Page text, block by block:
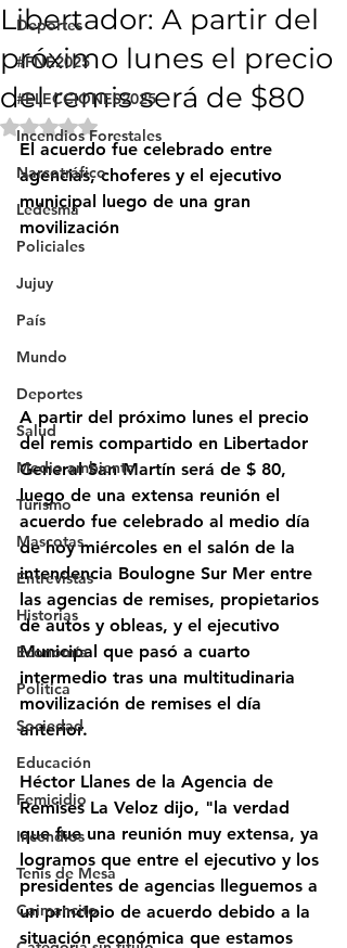
Deportes
#FNE2025
#ELECCIONES2025
Incendios Forestales
Narcotráfico
Ledesma
Policiales
Jujuy
País
Mundo
Deportes
Salud
Medio ambiente
Turismo
Mascotas
Entrevistas
Historias
Economía
Politica
Sociedad
Educación
Femicidio
Incendios
Tenis de Mesa
Caimancito
Libertador: A partir del
próximo lunes el precio
del remis será de $80
Obtuvo NaN de 5 estrellas.
El acuerdo fue celebrado entre
agencias, choferes y el ejecutivo
municipal luego de una gran
movilización
A partir del próximo lunes el precio
del remis compartido en Libertador
General San Martín será de $ 80,
luego de una extensa reunión el
acuerdo fue celebrado al medio día
de hoy miércoles en el salón de la
intendencia Boulogne Sur Mer entre
las agencias de remises, propietarios
de autos y obleas, y el ejecutivo
Municipal que pasó a cuarto
intermedio tras una multitudinaria
movilización de remises el día
anterior.
Héctor Llanes de la Agencia de
Remises La Veloz dijo, "la verdad
que fue una reunión muy extensa, ya
logramos que entre el ejecutivo y los
presidentes de agencias lleguemos a
un principio de acuerdo debido a la
situación económica que estamos